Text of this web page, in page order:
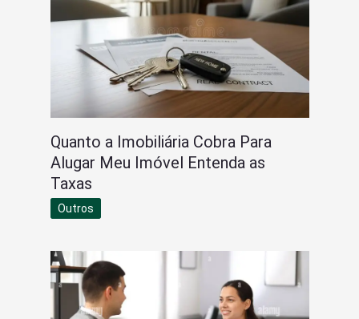
Quanto a Imobiliária Cobra Para
Alugar Meu Imóvel Entenda as
Taxas
Outros